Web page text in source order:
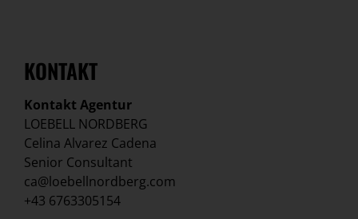
KONTAKT
Kontakt Agentur
LOEBELL NORDBERG
Celina Alvarez Cadena
Senior Consultant
ca@loebellnordberg.com
+43 6763305154